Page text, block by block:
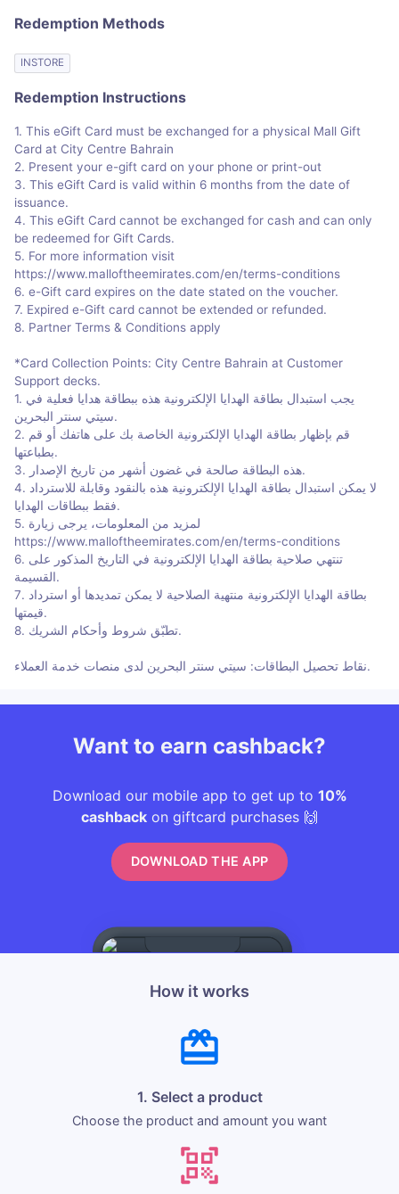
Redemption Methods
INSTORE
Redemption Instructions
1. This eGift Card must be exchanged for a physical Mall Gift
Card at City Centre Bahrain
2. Present your e-gift card on your phone or print-out
3. This eGift Card is valid within 6 months from the date of
issuance.
4. This eGift Card cannot be exchanged for cash and can only
be redeemed for Gift Cards.
5. For more information visit
https://www.malloftheemirates.com/en/terms-conditions
6. e-Gift card expires on the date stated on the voucher.
7. Expired e-Gift card cannot be extended or refunded.
8. Partner Terms & Conditions apply
*Card Collection Points: City Centre Bahrain at Customer
Support decks.
1. يجب استبدال بطاقة الهدايا الإلكترونية هذه ببطاقة هدايا فعلية في
سيتي سنتر البحرين.
2. قم بإظهار بطاقة الهدايا الإلكترونية الخاصة بك على هاتفك أو قم
بطباعتها.
3. هذه البطاقة صالحة في غضون أشهر من تاريخ الإصدار.
4. لا يمكن استبدال بطاقة الهدايا الإلكترونية هذه بالنقود وقابلة للاسترداد
فقط ببطاقات الهدايا.
5. لمزيد من المعلومات، يرجى زيارة
https://www.malloftheemirates.com/en/terms-conditions
6. تنتهي صلاحية بطاقة الهدايا الإلكترونية في التاريخ المذكور على
القسيمة.
7. بطاقة الهدايا الإلكترونية منتهية الصلاحية لا يمكن تمديدها أو استرداد
قيمتها.
8. تطبّق شروط وأحكام الشريك.
نقاط تحصيل البطاقات: سيتي سنتر البحرين لدى منصات خدمة العملاء.
Want to earn cashback?
Download our mobile app to get up to 10%
cashback on giftcard purchases 🙌
DOWNLOAD THE APP
How it works
1. Select a product
Choose the product and amount you want